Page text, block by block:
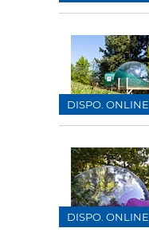
DISPO. ONLINE
DISPO. ONLINE